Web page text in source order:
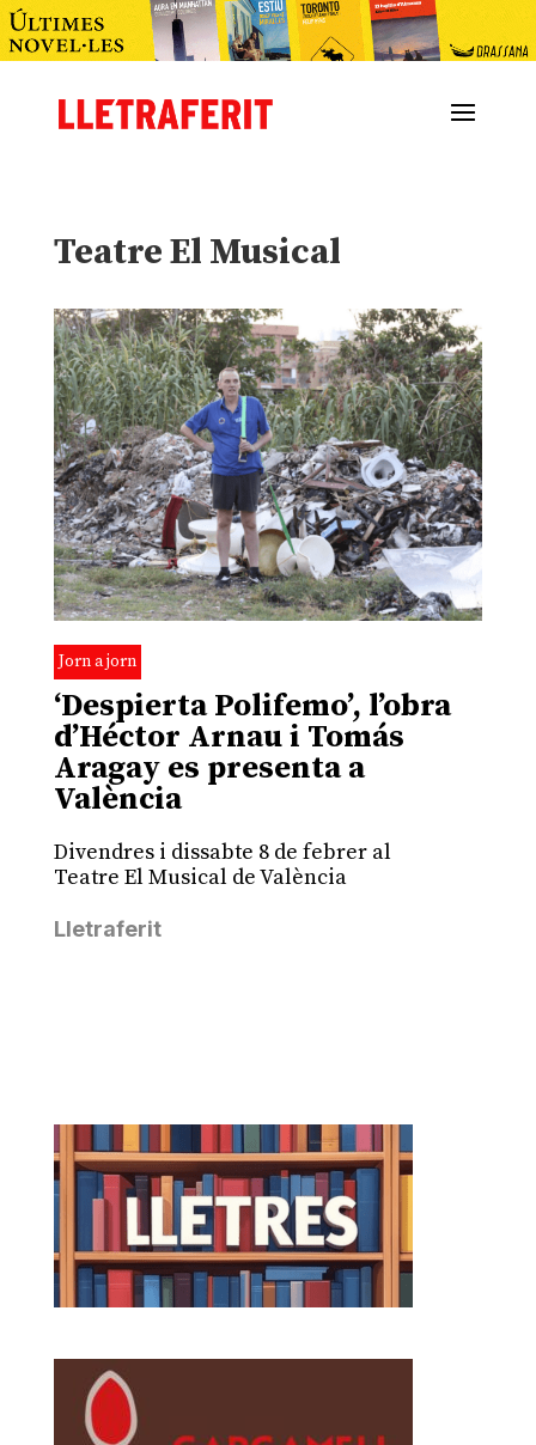
Teatre El Musical
Jorn a jorn
‘Despierta Polifemo’, l’obra
d’Héctor Arnau i Tomás
Aragay es presenta a
València
Divendres i dissabte 8 de febrer al
Teatre El Musical de València
Lletraferit